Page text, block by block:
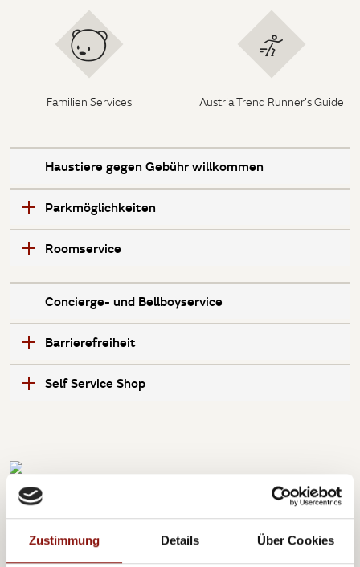
Zustimmung Details Über Cookies
Familien Services Austria Trend Runner's Guide
Haustiere gegen Gebühr willkommen
Parkmöglichkeiten
Roomservice
Concierge- und Bellboyservice
Barrierefreiheit
Self Service Shop
Distanzen